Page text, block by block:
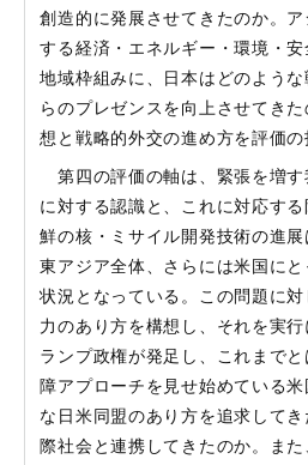
創造的に発展させてきたのか。
する経済・エネルギー・環境・
地域枠組みに、日本はどのよう
らのプレゼンスを向上させてき
想と戦略的外交の進め方を評価の
第四の評価の軸は、緊張を増
に対する認識と、これに対応す
鮮の核・ミサイル開発技術の進
東アジア全体、さらには米国に
状況となっている。この問題に
力のあり方を構想し、それを実
ランプ政権が発足し、これまで
障アプローチを見せ始めている
な日米同盟のあり方を追求して
際社会と連携してきたのか。ま